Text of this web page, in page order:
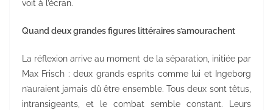
voit à l’écran.
Quand deux grandes figures littéraires s’amourachent
La réflexion arrive au moment de la séparation, initiée par
Max Frisch : deux grands esprits comme lui et Ingeborg
n’auraient jamais dû être ensemble. Tous deux sont têtus,
intransigeants, et le combat semble constant. Leurs